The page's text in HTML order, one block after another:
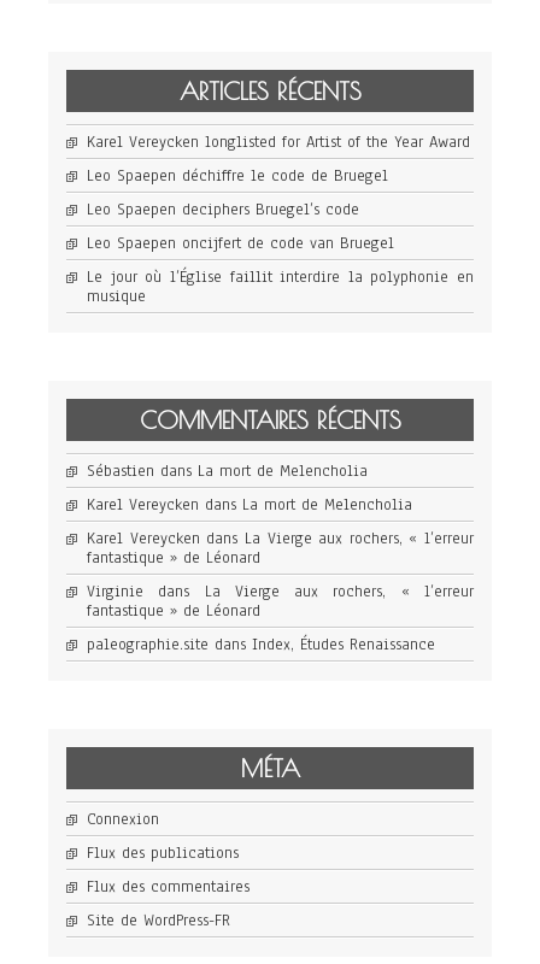
ARTICLES RÉCENTS
Karel Vereycken longlisted for Artist of the Year Award
Leo Spaepen déchiffre le code de Bruegel
Leo Spaepen deciphers Bruegel’s code
Leo Spaepen oncijfert de code van Bruegel
Le jour où l’Église faillit interdire la polyphonie en
musique
COMMENTAIRES RÉCENTS
Sébastien dans La mort de Melencholia
Karel Vereycken dans La mort de Melencholia
Karel Vereycken dans La Vierge aux rochers, « l’erreur
fantastique » de Léonard
Virginie dans La Vierge aux rochers, « l’erreur
fantastique » de Léonard
paleographie.site dans Index, Études Renaissance
MÉTA
Connexion
Flux des publications
Flux des commentaires
Site de WordPress-FR